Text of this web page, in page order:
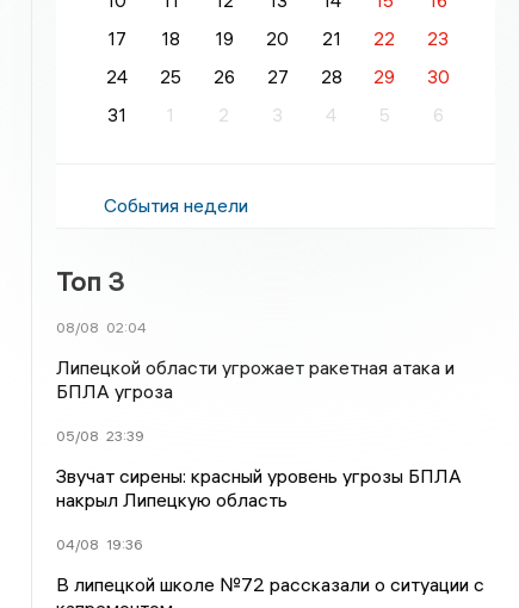
17
18 19 20 21 22
23
24
25 26 27 28 29
30
31
1 2 3 4 5 6
События недели
Топ 3
08/08 02:04
Липецкой области угрожает ракетная атака и
БПЛА угроза
05/08 23:39
Звучат сирены: красный уровень угрозы БПЛА
накрыл Липецкую область
04/08 19:36
В липецкой школе №72 рассказали о ситуации с